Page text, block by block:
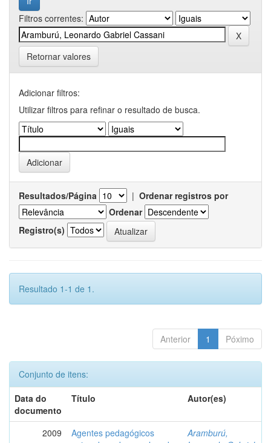
Filtros correntes:
Retornar valores
Adicionar filtros:
Utilizar filtros para refinar o resultado de busca.
Resultados/Página | Ordenar registros por
Ordenar
Registro(s)
Resultado 1-1 de 1.
Anterior 1 Póximo
Conjunto de itens:
Data do
documento
Título Autor(es)
2009
Agentes pedagógicos
Aramburú,